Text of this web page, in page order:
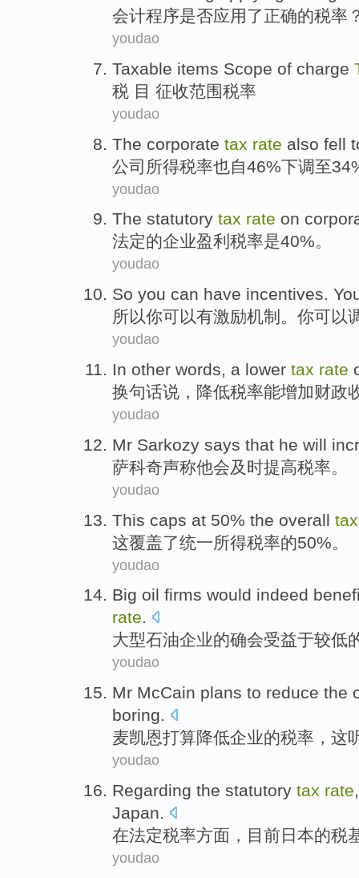
会计程序是否应用了正确的税率
youdao
Taxable items Scope of charge
税 目 征收范围税率
youdao
The corporate tax rate also fell
公司 所得税率也自46%下调至
youdao
The statutory tax rate on
法定的企业盈利 税率是40%。
youdao
So you can have incentives.
所以你可以有激励机制 。你可以
youdao
In other words, a lower tax rate
换句话说， 降低税率能增加财政
youdao
Mr Sarkozy says that he will
萨科奇声称他会及时提高税率。
youdao
This caps at 50% the overall tax
这覆盖了统一所得税率的50%。
youdao
Big oil firms would indeed
rate.
大型石油企业的确会受益于较低
youdao
Mr McCain plans to reduce the
boring.
麦凯恩打算降低企业的税率 ， 这
youdao
Regarding the statutory tax rate
Japan.
在法定税率方面， 目前 日本的税
youdao